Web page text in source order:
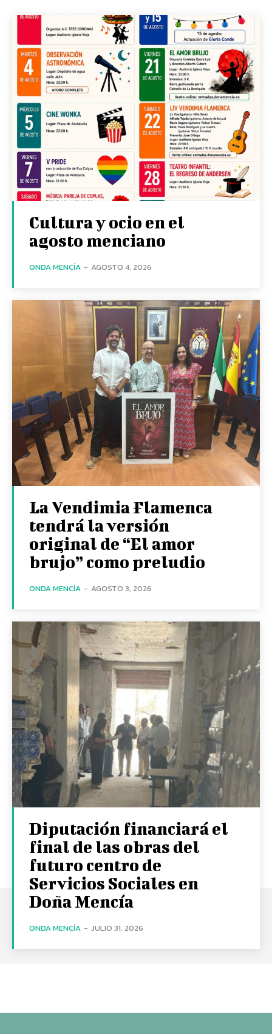
Cultura y ocio en el
agosto menciano
ONDA MENCÍA - AGOSTO 4, 2026
La Vendimia Flamenca
tendrá la versión
original de “El amor
brujo” como preludio
ONDA MENCÍA - AGOSTO 3, 2026
Diputación financiará el
final de las obras del
futuro centro de
Servicios Sociales en
Doña Mencía
ONDA MENCÍA - JULIO 31, 2026